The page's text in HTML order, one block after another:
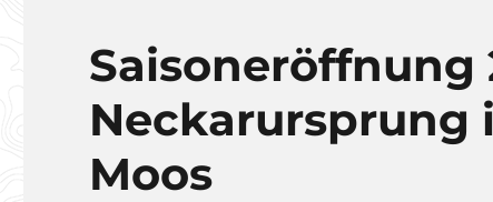
Saisoneröffnung
Neckarursprung
Moos